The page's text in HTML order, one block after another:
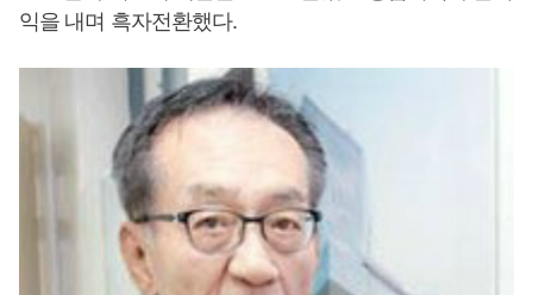
익을 내며 흑자전환했다.